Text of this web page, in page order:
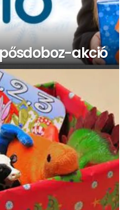
akció